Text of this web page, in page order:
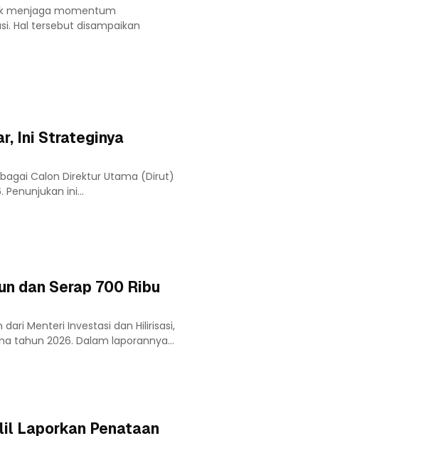
menjaga momentum
Hal tersebut disampaikan
Ini Strateginya
Calon Direktur Utama (Dirut)
Penunjukan ini...
dan Serap 700 Ribu
dari Menteri Investasi dan Hilirisasi,
tahun 2026. Dalam laporannya...
Laporkan Penataan